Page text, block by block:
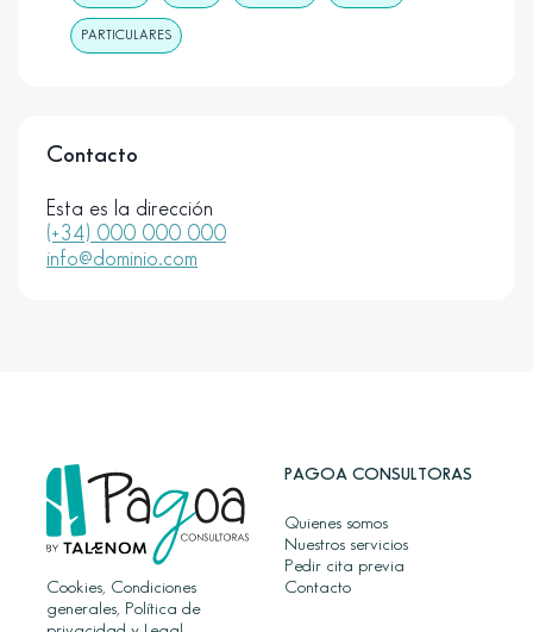
PARTICULARES
Contacto
Esta es la dirección
(+34) 000 000 000
info@dominio.com
Cookies, Condiciones
generales, Política de
PAGOA CONSULTORAS
Quienes somos
Nuestros servicios
Pedir cita previa
Contacto